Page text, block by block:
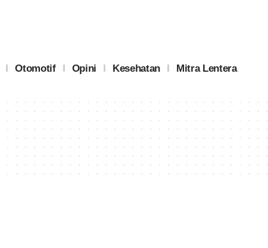
Otomotif Opini Kesehatan Mitra Lentera